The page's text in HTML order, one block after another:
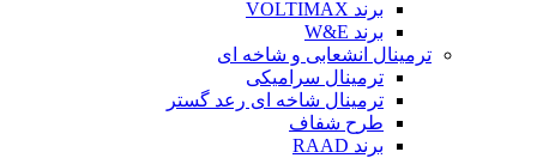
برند VOLTIMAX
برند W&E
ترمینال انشعابی و شاخه ای
ترمینال سرامیکی
ترمینال شاخه ای رعد گستر
طرح شفاف
برند RAAD